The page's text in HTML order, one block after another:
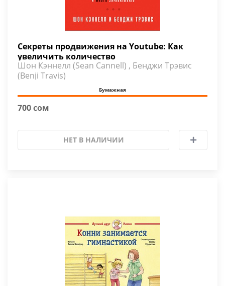
Секреты продвижения на Youtube: Как
увеличить количество
Шон Кэннелл (Sean Cannell) , Бенджи Трэвис
(Benji Travis)
Бумажная
700 сом
НЕТ В НАЛИЧИИ